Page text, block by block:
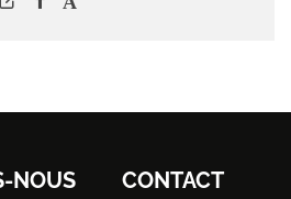
NOUS
CONTACT